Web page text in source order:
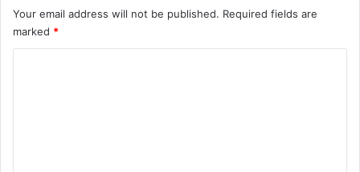
Your email address will not be published. Required fields are
marked *